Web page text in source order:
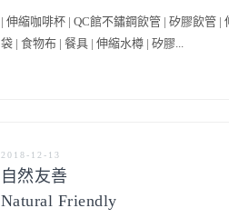
| 伸縮咖啡杯 | QC館不鏽鋼飲管 | 矽膠飲管 |
袋 | 食物布 | 餐具 | 伸縮水樽 | 矽膠...
2018-12-13
自然友善
Natural Friendly